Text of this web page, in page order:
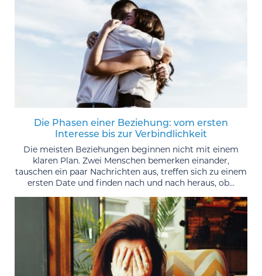
Die Phasen einer Beziehung: vom ersten
Interesse bis zur Verbindlichkeit
Die meisten Beziehungen beginnen nicht mit einem
klaren Plan. Zwei Menschen bemerken einander,
tauschen ein paar Nachrichten aus, treffen sich zu einem
ersten Date und finden nach und nach heraus, ob...